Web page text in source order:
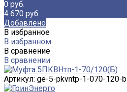
0 руб.
4 670 руб.
Добавлено
В избранное
В избранном
В сравнение
В сравнении
Артикул: ge-5-pkvntp-1-070-120-b